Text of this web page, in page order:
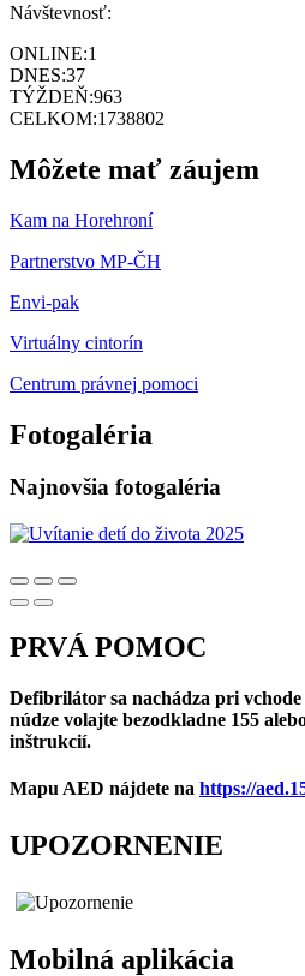
Návštevnosť:
ONLINE:1
DNES:37
TÝŽDEŇ:963
CELKOM:1738802
Môžete mať záujem
Kam na Horehroní
Partnerstvo MP-ČH
Envi-pak
Virtuálny cintorín
Centrum právnej pomoci
Fotogaléria
Najnovšia fotogaléria
PRVÁ POMOC
Defibrilátor sa nachádza pri
núdze volajte bezodkladne 155
inštrukcií.
Mapu AED nájdete na https://
UPOZORNENIE
Mobilná aplikácia